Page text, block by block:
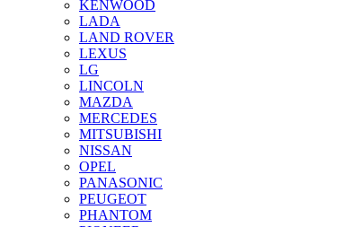
KENWOOD
LADA
LAND ROVER
LEXUS
LG
LINCOLN
MAZDA
MERCEDES
MITSUBISHI
NISSAN
OPEL
PANASONIC
PEUGEOT
PHANTOM